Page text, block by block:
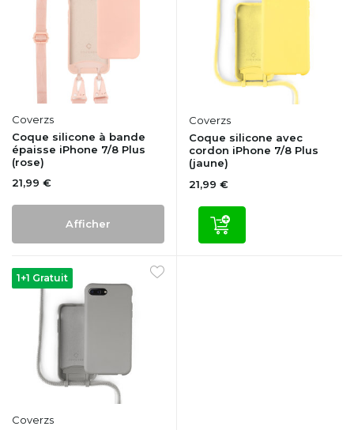
Coverzs
Coque silicone à bande
épaisse iPhone 7/8 Plus
(rose)
21,99 €
Afficher
Coverzs
Coque silicone avec
cordon iPhone 7/8 Plus
(jaune)
21,99 €
1+1 Gratuit
Coverzs